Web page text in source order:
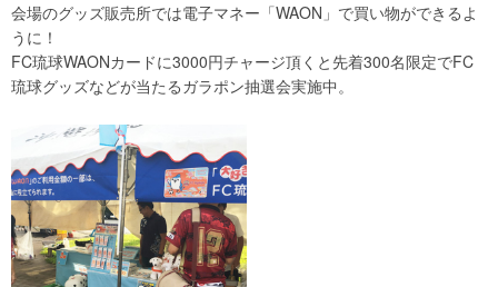
会場のグッズ販売所では電子マネー「WAON」で買い物ができるよ
うに！
FC琉球WAONカードに3000円チャージ頂くと先着300名限定でFC
琉球グッズなどが当たるガラポン抽選会実施中。